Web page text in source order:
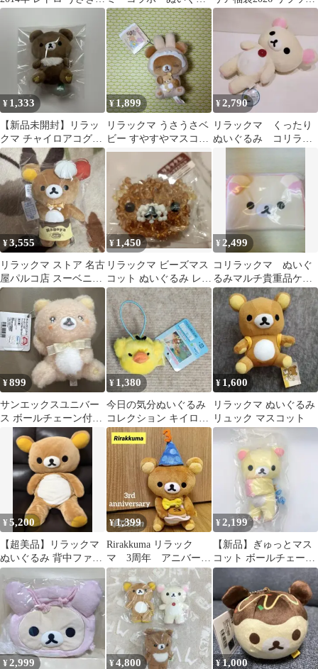
あそぼ マスコットキー
ホルダー♡
み
マ ぬいぐるみ マスコッ
¥ 1,333
【新品未開封】リラッ
クマ チャイロアコグマ
マスコット ぬいぐるみ
¥1,899
リラックマ うさうさベ
ビー すやすやマスコッ
トキーチェーン チャ
イロイコグマ
¥2,790
リラックマ くったり
ぬいぐるみ コリラッ
¥3,555
リラックマ ストア 名古
屋パルコ店 スーベニア
ぶらさげ ぬいぐるみ
¥ 1,450
リラックマ ビーズマス
コット ぬいぐるみ レ
ア 希少品
¥ 2,499
コリラックマ ぬいぐ
るみマルチ貴重品ケー
ス コリラックマ 新
品未開封
¥899
サンエックスユニバー
ス ボールチェーン付き
キャンディボア ぬいぐ
るみ リラックマ
¥ 1,380
今日の気分ぬいぐるみ
コレクション キイロイ
トリ リラックマ
¥ 1,600
リラックマ ぬいぐるみ
リュック マスコット
¥5,200
【超美品】リラックマ
ぬいぐるみ 背中ファス
ナー付き 平成 Lサイ
ズ
¥1,399
Rirakkuma リラック
マ 3周年 アニバーサ
リー ぬいぐるみ マ
スコット
¥2,199
【新品】ぎゅっとマス
コット ボールチェーン
リラックマ ギュッとマ
スコット
¥2,999 ¥4,800 ¥1,000